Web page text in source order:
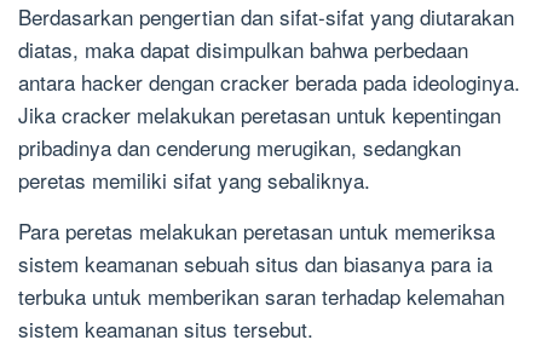
Berdasarkan pengertian dan sifat-sifat yang diutarakan
diatas, maka dapat disimpulkan bahwa perbedaan
antara hacker dengan cracker berada pada ideologinya.
Jika cracker melakukan peretasan untuk kepentingan
pribadinya dan cenderung merugikan, sedangkan
peretas memiliki sifat yang sebaliknya.
Para peretas melakukan peretasan untuk memeriksa
sistem keamanan sebuah situs dan biasanya para ia
terbuka untuk memberikan saran terhadap kelemahan
sistem keamanan situs tersebut.